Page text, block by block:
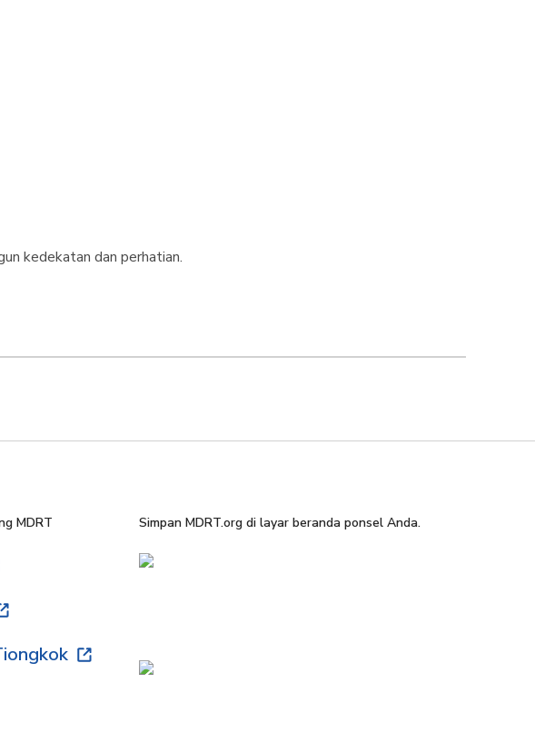
kedekatan dan perhatian.
MDRT Simpan MDRT.org di layar beranda ponsel Anda.